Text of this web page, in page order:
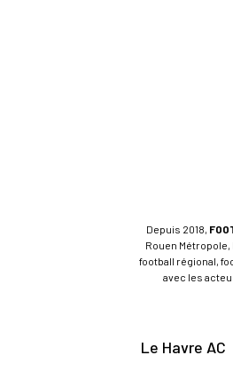
Depuis 2018,
Rouen Métropole,
football régional,
avec les
Le Havre AC